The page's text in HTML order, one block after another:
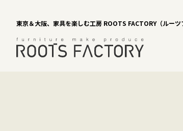
東京＆大阪、家具を楽しむ工房 ROOTS FACTORY（ルー